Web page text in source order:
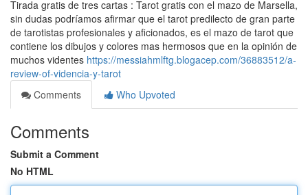
Tirada gratis de tres cartas : Tarot gratis con el mazo de Marsella,
sin dudas podríamos afirmar que el tarot predilecto de gran parte
de tarotistas profesionales y aficionados, es el mazo de tarot que
contiene los dibujos y colores mas hermosos que en la opinión de
muchos videntes https://messiahmlftg.blogacep.com/36883512/a-
review-of-videncia-y-tarot
Comments
Who Upvoted
Comments
Submit a Comment
No HTML